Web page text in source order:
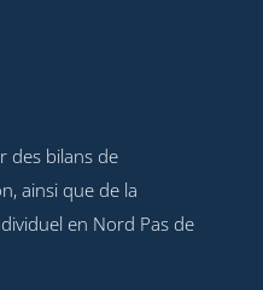
des bilans de
ainsi que de la
en Nord Pas de